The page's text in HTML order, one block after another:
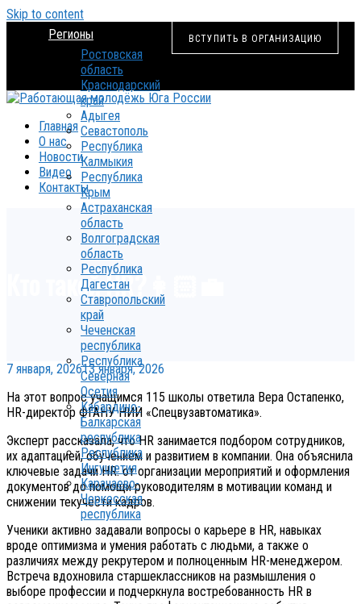
Skip to content
ВСТУПИТЬ В ОРГАНИЗАЦИЮ
Регионы
Ростовская
область
Краснодарский
край
Адыгея
Севастополь
Республика
Калмыкия
Республика
Крым
Астраханская
область
Волгоградская
область
Республика
Дагестан
Ставропольский
край
Чеченская
республика
Республика
Северная
Осетия
Кабардино-
Балкарская
республика
Республика
Ингушетия
Карачаево-
Черкесская
республика
Главная
О нас
Новости
Видео
Контакты
Кто такой HR?👩🏻‍💼
7 января, 202613 января, 2026
На этот вопрос учащимся 115 школы ответила Вера Остапенко,
HR-директор ФГАНУ НИИ «Спецвузавтоматика».
Эксперт рассказала, что HR занимается подбором сотрудников,
их адаптацией, обучением и развитием в компании. Она объяснила
ключевые задачи HR: от организации мероприятий и оформления
документов до помощи руководителям в мотивации команд и
снижении текучести кадров.
Ученики активно задавали вопросы о карьере в HR, навыках
вроде оптимизма и умения работать с людьми, а также о
различиях между рекрутером и полноценным HR-менеджером.
Встреча вдохновила старшеклассников на размышления о
выборе профессии и подчеркнула востребованность HR в